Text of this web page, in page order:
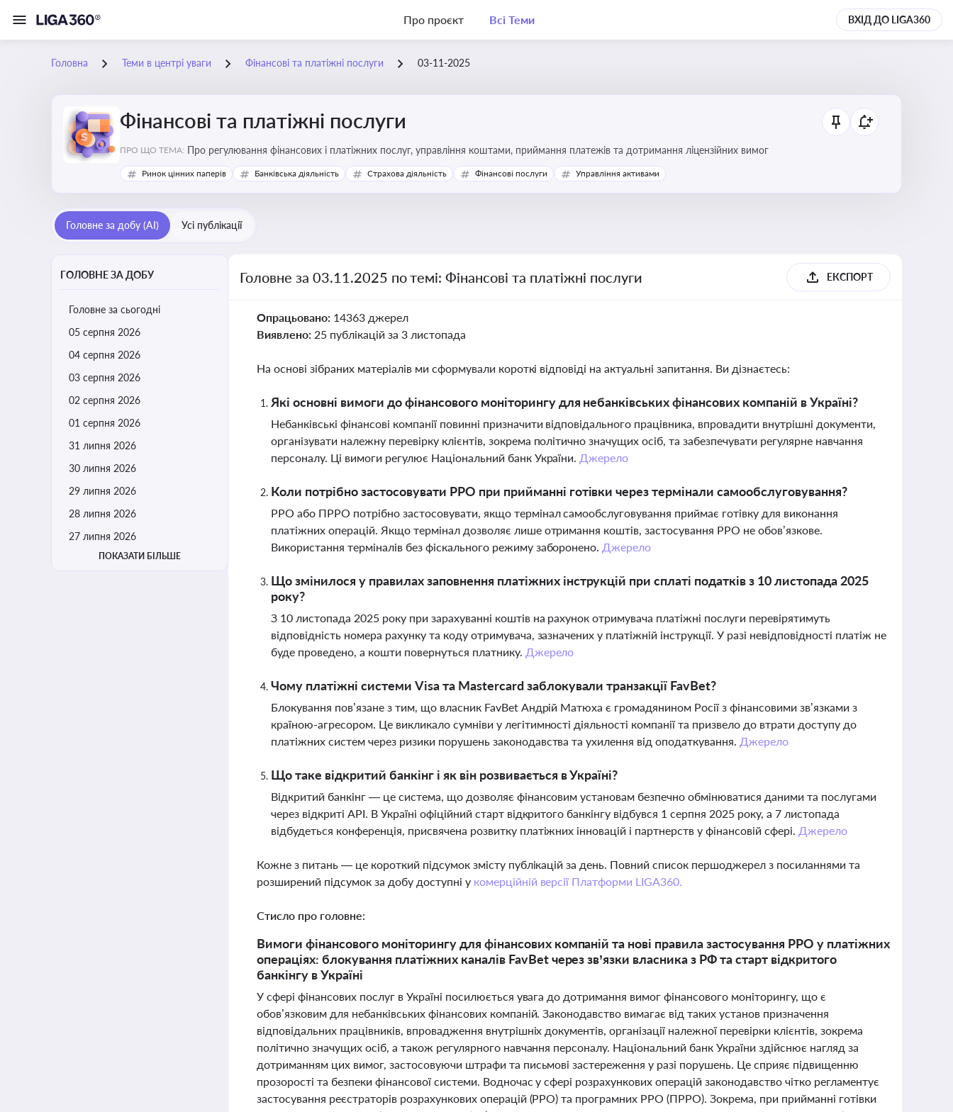
Про проєкт Всі Теми ВХІД ДО LIGA360
Головна Теми в центрі уваги Фінансові та платіжні послуги 03-11-2025
Фінансові та платіжні послуги
ПРО ЩО ТЕМА: Про регулювання фінансових і платіжних послуг, управління коштами, приймання платежів та дотримання ліцензійних вимог
Ринок цінних паперів Банківська діяльність Страхова діяльність Фінансові послуги Управління активами
Головне за добу (AI) Усі публікації
ГОЛОВНЕ ЗА ДОБУ
Головне за сьогодні
05 серпня 2026
04 серпня 2026
03 серпня 2026
02 серпня 2026
01 серпня 2026
31 липня 2026
30 липня 2026
29 липня 2026
28 липня 2026
27 липня 2026
ПОКАЗАТИ БІЛЬШЕ
Головне за 03.11.2025 по темі: Фінансові та платіжні послуги ЕКСПОРТ
Опрацьовано: 14363 джерел
Виявлено: 25 публікацій за 3 листопада
На основі зібраних матеріалів ми сформували короткі відповіді на актуальні запитання. Ви дізнаєтесь:
Які основні вимоги до фінансового моніторингу для небанківських фінансових компаній в Україні?
Небанківські фінансові компанії повинні призначити відповідального працівника, впровадити внутрішні документи,
організувати належну перевірку клієнтів, зокрема політично значущих осіб, та забезпечувати регулярне навчання
персоналу. Ці вимоги регулює Національний банк України. Джерело
Коли потрібно застосовувати РРО при прийманні готівки через термінали самообслуговування?
РРО або ПРРО потрібно застосовувати, якщо термінал самообслуговування приймає готівку для виконання
платіжних операцій. Якщо термінал дозволяє лише отримання коштів, застосування РРО не обов’язкове.
Використання терміналів без фіскального режиму заборонено. Джерело
Що змінилося у правилах заповнення платіжних інструкцій при сплаті податків з 10 листопада 2025
року?
З 10 листопада 2025 року при зарахуванні коштів на рахунок отримувача платіжні послуги перевірятимуть
відповідність номера рахунку та коду отримувача, зазначених у платіжній інструкції. У разі невідповідності платіж не
буде проведено, а кошти повернуться платнику. Джерело
Чому платіжні системи Visa та Mastercard заблокували транзакції FavBet?
Блокування пов’язане з тим, що власник FavBet Андрій Матюха є громадянином Росії з фінансовими зв’язками з
країною-агресором. Це викликало сумніви у легітимності діяльності компанії та призвело до втрати доступу до
платіжних систем через ризики порушень законодавства та ухилення від оподаткування. Джерело
Що таке відкритий банкінг і як він розвивається в Україні?
Відкритий банкінг — це система, що дозволяє фінансовим установам безпечно обмінюватися даними та послугами
через відкриті API. В Україні офіційний старт відкритого банкінгу відбувся 1 серпня 2025 року, а 7 листопада
відбудеться конференція, присвячена розвитку платіжних інновацій і партнерств у фінансовій сфері. Джерело
Кожне з питань — це короткий підсумок змісту публікацій за день. Повний список першоджерел з посиланнями та
розширений підсумок за добу доступні у комерційній версії Платформи LIGA360.
Стисло про головне:
Вимоги фінансового моніторингу для фінансових компаній та нові правила застосування РРО у платіжних
операціях: блокування платіжних каналів FavBet через зв’язки власника з РФ та старт відкритого
банкінгу в Україні
У сфері фінансових послуг в Україні посилюється увага до дотримання вимог фінансового моніторингу, що є
обов’язковим для небанківських фінансових компаній. Законодавство вимагає від таких установ призначення
відповідальних працівників, впровадження внутрішніх документів, організації належної перевірки клієнтів, зокрема
політично значущих осіб, а також регулярного навчання персоналу. Національний банк України здійснює нагляд за
дотриманням цих вимог, застосовуючи штрафи та письмові застереження у разі порушень. Це сприяє підвищенню
прозорості та безпеки фінансової системи. Водночас у сфері розрахункових операцій законодавство чітко регламентує
застосування реєстраторів розрахункових операцій (РРО) та програмних РРО (ПРРО). Зокрема, при прийманні готівки